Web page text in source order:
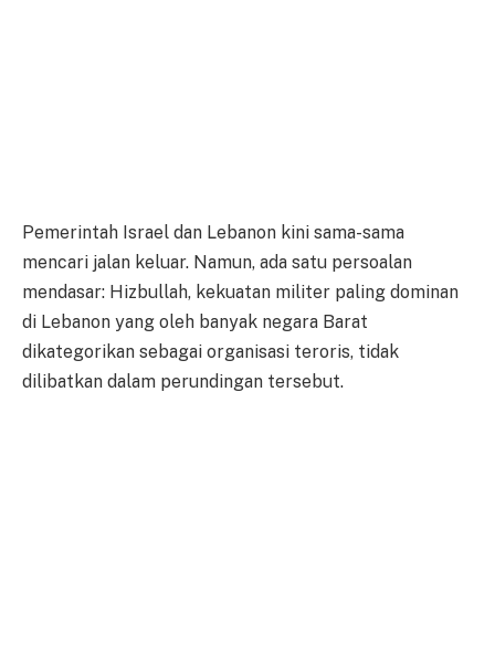
Pemerintah Israel dan Lebanon kini sama-sama
mencari jalan keluar. Namun, ada satu persoalan
mendasar: Hizbullah, kekuatan militer paling dominan
di Lebanon yang oleh banyak negara Barat
dikategorikan sebagai organisasi teroris, tidak
dilibatkan dalam perundingan tersebut.